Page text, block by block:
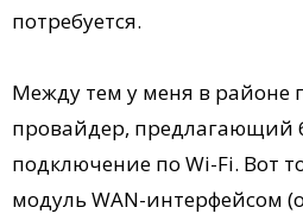
потребуется.
Между тем у меня в районе
провайдер, предлагающий
подключение по Wi-Fi. Вот
модуль WAN-интерфейсом